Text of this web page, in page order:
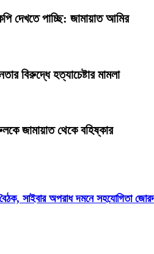
দেখতে পাচ্ছি: জামায়াত আমির
বিরুদ্ধে হত্যাচেষ্টার মামলা
জামায়াত থেকে বহিষ্কার
সাইবার অপরাধ দমনে সহযোগিতা